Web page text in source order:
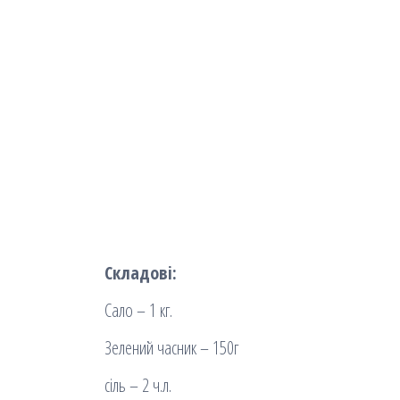
Складові:
Сало – 1 кг.
Зелений часник – 150г
сіль – 2 ч.л.